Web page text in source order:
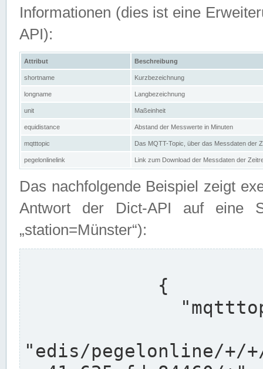
Informationen (dies ist eine
API):
Attribut Beschreibung
shortname Kurzbezeichnung
longname Langbezeichnung
unit Maßeinheit
equidistance Abstand der Messwerte in Minuten
mqtttopic Das MQTT-Topic, über das Messdaten der
pegelonlinelink Link zum Download der Messdaten der
Das nachfolgende Beispiel zeigt
Antwort der Dict-API auf eine
„station=Münster“):
"edis/pegelonline/+/